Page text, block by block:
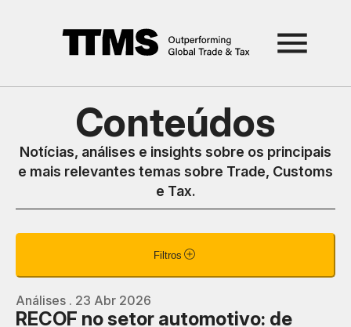
Conteúdos
Notícias, análises e insights sobre os principais
e mais relevantes temas sobre Trade, Customs
e Tax.
Filtros
Análises . 23 Abr 2026
RECOF no setor automotivo: de